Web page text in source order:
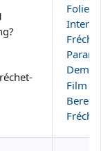
Folien
Demo
Film